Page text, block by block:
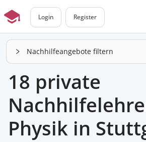
Login Register
Nachhilfeangebote filtern
18 private
Physik in